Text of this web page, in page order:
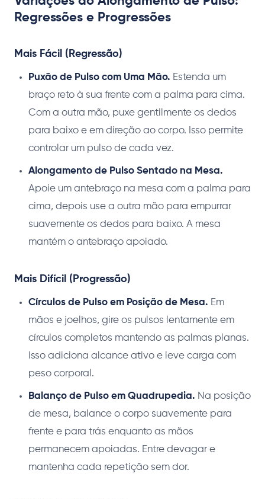
Regressões e Progressões
Mais Fácil (Regressão)
Puxão de Pulso com Uma Mão. Estenda um
braço reto à sua frente com a palma para cima.
Com a outra mão, puxe gentilmente os dedos
para baixo e em direção ao corpo. Isso permite
controlar um pulso de cada vez.
Alongamento de Pulso Sentado na Mesa.
Apoie um antebraço na mesa com a palma para
cima, depois use a outra mão para empurrar
suavemente os dedos para baixo. A mesa
mantém o antebraço apoiado.
Mais Difícil (Progressão)
Círculos de Pulso em Posição de Mesa. Em
mãos e joelhos, gire os pulsos lentamente em
círculos completos mantendo as palmas planas.
Isso adiciona alcance ativo e leve carga com
peso corporal.
Balanço de Pulso em Quadrupedia. Na posição
de mesa, balance o corpo suavemente para
frente e para trás enquanto as mãos
permanecem apoiadas. Entre devagar e
mantenha cada repetição sem dor.